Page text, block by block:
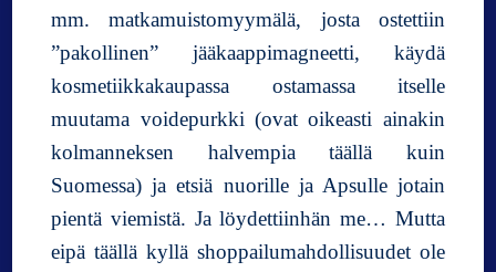
mm. matkamuistomyymälä, josta ostettiin
”pakollinen” jääkaappimagneetti, käydä
kosmetiikkakaupassa ostamassa itselle
muutama voidepurkki (ovat oikeasti ainakin
kolmanneksen halvempia täällä kuin
Suomessa) ja etsiä nuorille ja Apsulle jotain
pientä viemistä. Ja löydettiinhän me… Mutta
eipä täällä kyllä shoppailumahdollisuudet ole